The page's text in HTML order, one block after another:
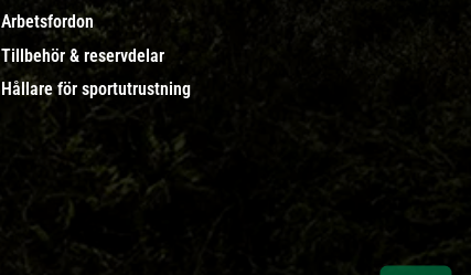
Arbetsfordon
Tillbehör & reservdelar
Hållare för sportutrustning